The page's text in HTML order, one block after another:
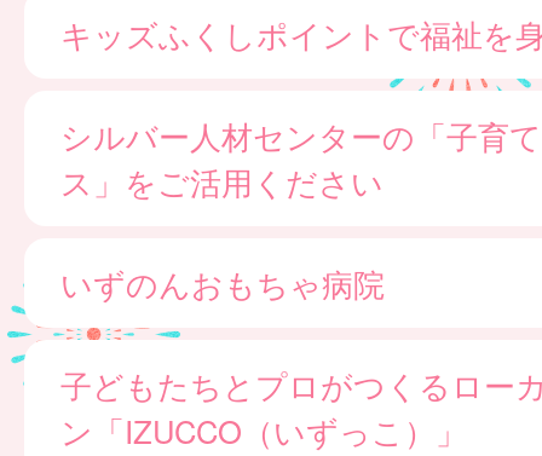
キッズふくしポイントで福祉を
シルバー人材センターの「子育
ス」をご活用ください
いずのんおもちゃ病院
子どもたちとプロがつくるロー
ン「IZUCCO（いずっこ）」